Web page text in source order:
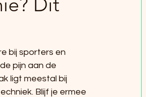
bij sporters en
pijn aan de
ligt meestal bij
Blijf je ermee